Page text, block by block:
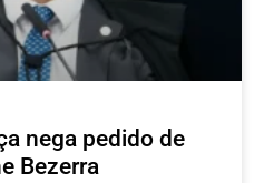
nega pedido de
Bezerra